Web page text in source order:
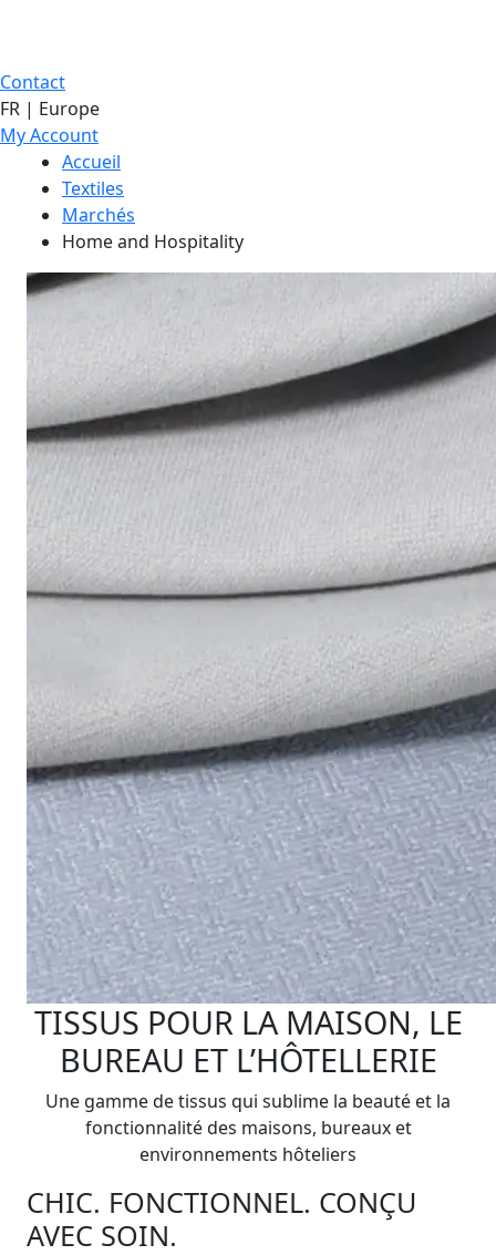
Contact
FR | Europe
My Account
Accueil
Textiles
Marchés
Home and Hospitality
TISSUS POUR LA MAISON, LE
BUREAU ET L’HÔTELLERIE
Une gamme de tissus qui sublime la beauté et la
fonctionnalité des maisons, bureaux et
environnements hôteliers
CHIC. FONCTIONNEL. CONÇU
AVEC SOIN.